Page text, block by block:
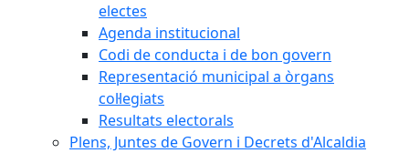
electes
Agenda institucional
Codi de conducta i de bon govern
Representació municipal a òrgans
col·legiats
Resultats electorals
Plens, Juntes de Govern i Decrets d'Alcaldia